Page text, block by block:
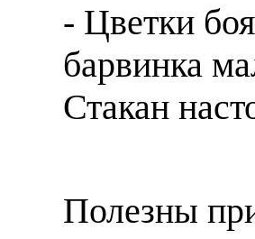
- Цветки
барвинка
Стакан
Полезны